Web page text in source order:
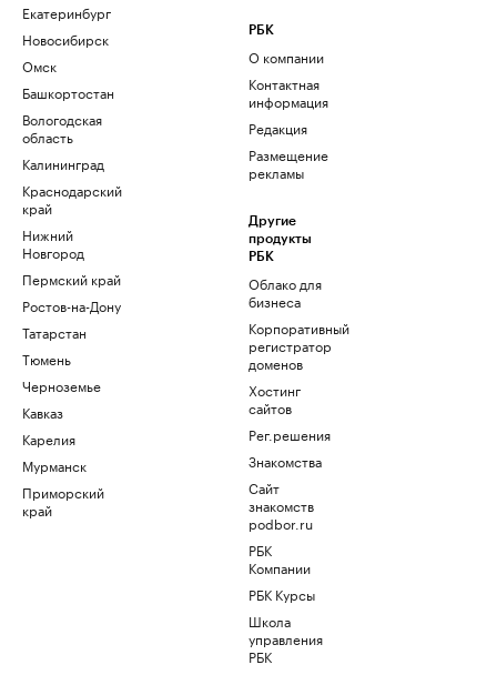
Екатеринбург
Новосибирск
Омск
Башкортостан
Вологодская
область
Калининград
Краснодарский
край
Нижний
Новгород
Пермский край
Ростов-на-Дону
Татарстан
Тюмень
Черноземье
Кавказ
Карелия
Мурманск
Приморский
край
РБК
О компании
Контактная
информация
Редакция
Размещение
рекламы
Другие
продукты
РБК
Облако для
бизнеса
Корпоративный
регистратор
доменов
Хостинг
сайтов
Рег.решения
Знакомства
Сайт
знакомств
podbor.ru
РБК
Компании
РБК Курсы
Школа
управления
РБК